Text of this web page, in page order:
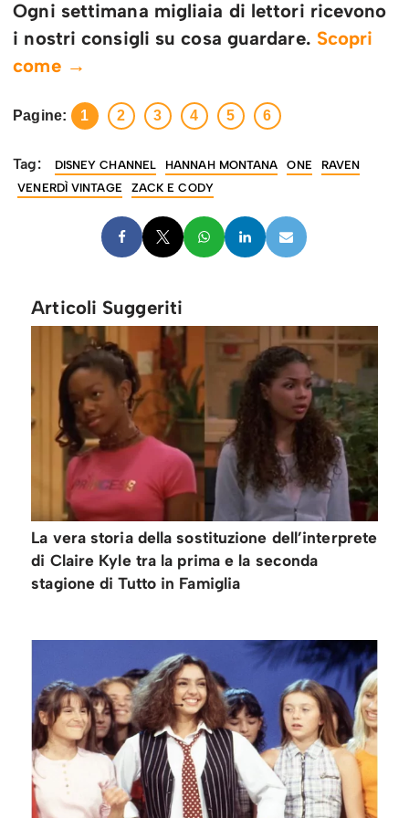
Ogni settimana migliaia di lettori ricevono
i nostri consigli su cosa guardare. Scopri
come →
Pagine: 1 2 3 4 5 6
Tag: DISNEY CHANNEL HANNAH MONTANA ONE
RAVEN
VENERDÌ VINTAGE
ZACK E CODY
Articoli Suggeriti
La vera storia della sostituzione dell’interprete
di Claire Kyle tra la prima e la seconda
stagione di Tutto in Famiglia